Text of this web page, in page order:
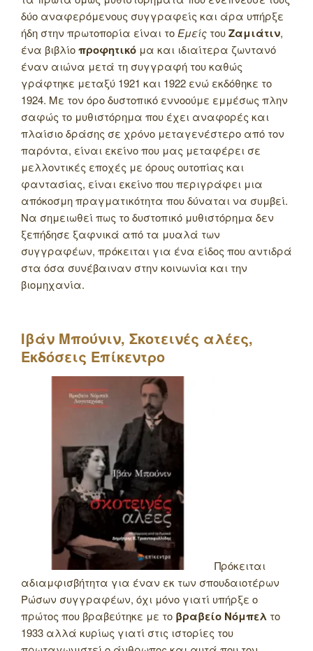
δύο αναφερόμενους συγγραφείς και άρα υπήρξε
ήδη στην πρωτοπορία είναι το Εμείς τουΖαμιάτιν,
ένα βιβλίοπροφητικό μα και ιδιαίτερα ζωντανό
έναν αιώνα μετά τη συγγραφή του καθώς
γράφτηκε μεταξύ 1921 και 1922 ενώ εκδόθηκε το
1924. Με τον όρο δυστοπικό εννοούμε εμμέσως πλην
σαφώς το μυθιστόρημα που έχει αναφορές και
πλαίσιο δράσης σε χρόνο μεταγενέστερο από τον
παρόντα, είναι εκείνο που μας μεταφέρει σε
μελλοντικές εποχές με όρους ουτοπίας και
φαντασίας, είναι εκείνο που περιγράφει μια
απόκοσμη πραγματικότητα που δύναται να συμβεί.
Να σημειωθεί πως το δυστοπικό μυθιστόρημα δεν
ξεπήδησε ξαφνικά από τα μυαλά των
συγγραφέων, πρόκειται για ένα είδος που αντιδρά
στα όσα συνέβαιναν στην κοινωνία και την
βιομηχανία.
Ιβάν Μπούνιν, Σκοτεινές αλέες,
Εκδόσεις Επίκεντρο
Πρόκειται
αδιαμφισβήτητα για έναν εκ των σπουδαιοτέρων
Ρώσων συγγραφέων, όχι μόνο γιατί υπήρξε ο
πρώτος που βραβεύτηκε με το βραβείο Νόμπελ το
1933 αλλά κυρίως γιατί στις ιστορίες του